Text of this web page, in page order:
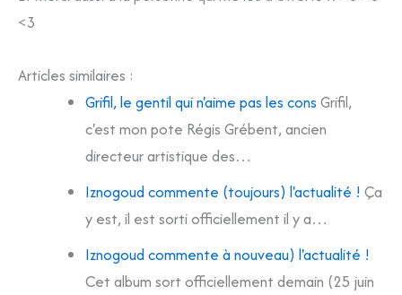
<3
Articles similaires :
Grifil, le gentil qui n'aime pas les cons Grifil,
c'est mon pote Régis Grébent, ancien
directeur artistique des…
Iznogoud commente (toujours) l'actualité ! Ça
y est, il est sorti officiellement il y a…
Iznogoud commente à nouveau) l'actualité !
Cet album sort officiellement demain (25 juin